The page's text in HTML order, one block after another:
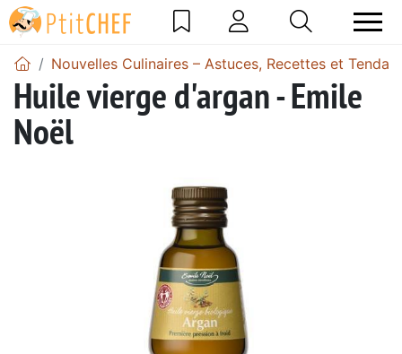
Nouvelles Culinaires – Astuces, Recettes et
Huile vierge d'argan - Emile
Noël